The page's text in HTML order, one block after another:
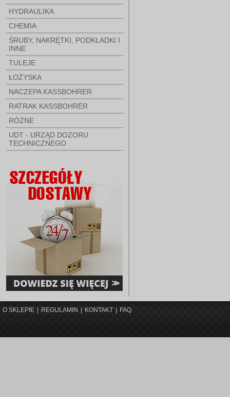
HYDRAULIKA
CHEMIA
ŚRUBY, NAKRĘTKI, PODKŁADKI I
INNE
TULEJE
ŁOŻYSKA
NACZEPA KASSBOHRER
RATRAK KASSBOHRER
RÓŻNE
UDT - URZĄD DOZORU
TECHNICZNEGO
O SKLEPIE REGULAMIN KONTAKT FAQ